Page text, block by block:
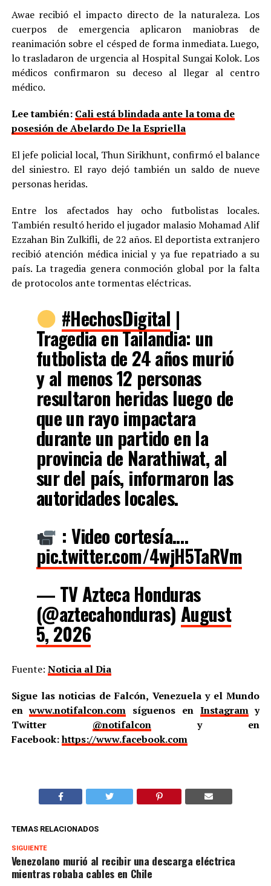
Awae recibió el impacto directo de la naturaleza. Los
cuerpos de emergencia aplicaron maniobras de
reanimación sobre el césped de forma inmediata. Luego,
lo trasladaron de urgencia al Hospital Sungai Kolok. Los
médicos confirmaron su deceso al llegar al centro
médico.
Lee también: Cali está blindada ante la toma de
posesión de Abelardo De la Espriella
El jefe policial local, Thun Sirikhunt, confirmó el balance
del siniestro. El rayo dejó también un saldo de nueve
personas heridas.
Entre los afectados hay ocho futbolistas locales.
También resultó herido el jugador malasio Mohamad Alif
Ezzahan Bin Zulkifli, de 22 años. El deportista extranjero
recibió atención médica inicial y ya fue repatriado a su
país. La tragedia genera conmoción global por la falta
de protocolos ante tormentas eléctricas.
#HechosDigital |
Tragedia en Tailandia: un
futbolista de 24 años murió
y al menos 12 personas
resultaron heridas luego de
que un rayo impactara
durante un partido en la
provincia de Narathiwat, al
sur del país, informaron las
autoridades locales.
: Video cortesía.…
pic.twitter.com/4wjH5TaRVm
— TV Azteca Honduras
(@aztecahonduras) August
5, 2026
Fuente: Noticia al Dia
Sigue las noticias de Falcón, Venezuela y el Mundo
enwww.notifalcon.com síguenos en Instagramy
Twitter @notifalcony en
Facebook:https://www.facebook.com
TEMAS RELACIONADOS
SIGUIENTE
Venezolano murió al recibir una descarga eléctrica
mientras robaba cables en Chile